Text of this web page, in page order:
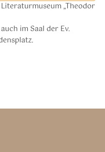
„Theodor
im Saal der Ev.